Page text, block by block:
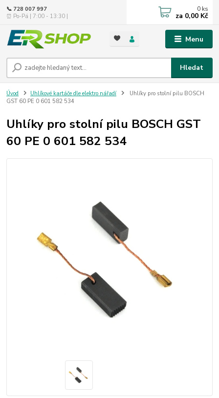
Menu
Hledat
📞 728 007 997
⏰ Po-Pá | 7:00 - 13:30 |
0 ks
za 0,00 Kč
Úvod Uhlíkové kartáče dle elektro nářadí
Uhlíky pro stolní pilu BOSCH
GST 60 PE 0 601 582 534
Uhlíky pro stolní pilu BOSCH GST
60 PE 0 601 582 534